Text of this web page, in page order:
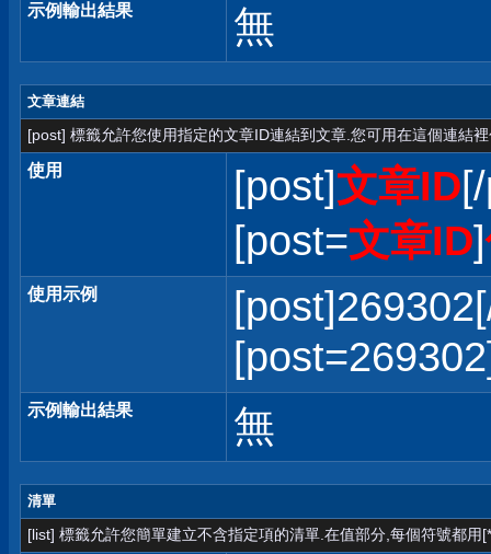
示例輸出結果 無
文章連結
[post] 標籤允許您使用指定的文章ID連結到文章.您可用在這個連結
使用 [post]文章ID
[post=文章ID]
使用示例
示例輸出結果 無
清單
[list] 標籤允許您簡單建立不含指定項的清單.在值部分,每個符號都用